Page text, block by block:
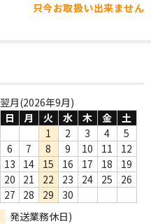
只今お取扱い出来ません
翌月(2026年9月)
日
月 火 水 木 金
土
1
2 3 4
5
6
7 8 9 10 11
12
13
14 15 16 17 18
19
20
21 22 23 24 25
26
27
28 29
30
発送業務休日)